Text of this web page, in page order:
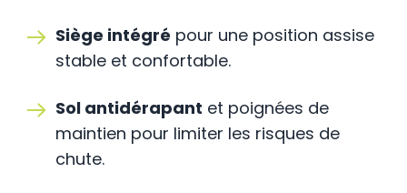
Siège intégré pour une position assise
stable et confortable.
Sol antidérapant et poignées de
maintien pour limiter les risques de
chute.